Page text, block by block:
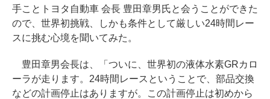
手ことトヨタ自動車 会長 豊田章男氏と会うことができた
ので、世界初挑戦、しかも条件として厳しい24時間レー
スに挑む心境を聞いてみた。
豊田章男会長は、「ついに、世界初の液体水素GRカロ
ーラが走ります。24時間レースということで、部品交換
などの計画停止はありますが。この計画停止は初めから